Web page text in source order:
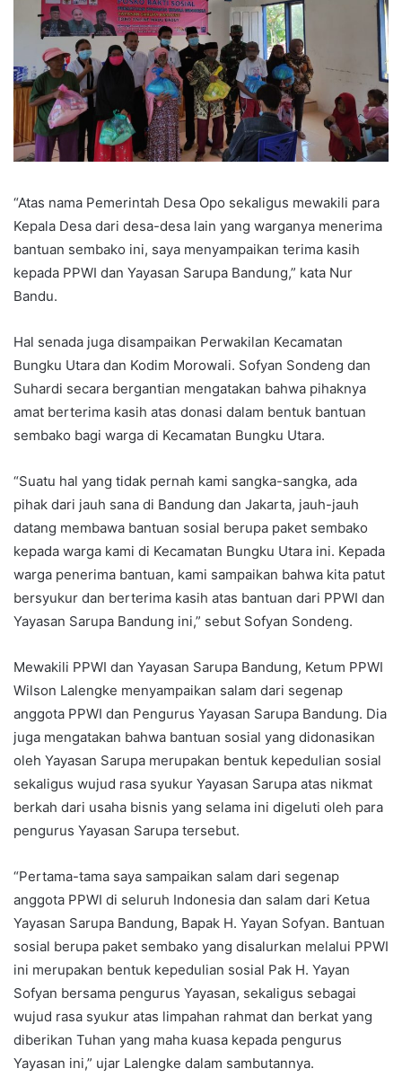
“Atas nama Pemerintah Desa Opo sekaligus mewakili para
Kepala Desa dari desa-desa lain yang warganya menerima
bantuan sembako ini, saya menyampaikan terima kasih
kepada PPWI dan Yayasan Sarupa Bandung,” kata Nur
Bandu.
Hal senada juga disampaikan Perwakilan Kecamatan
Bungku Utara dan Kodim Morowali. Sofyan Sondeng dan
Suhardi secara bergantian mengatakan bahwa pihaknya
amat berterima kasih atas donasi dalam bentuk bantuan
sembako bagi warga di Kecamatan Bungku Utara.
“Suatu hal yang tidak pernah kami sangka-sangka, ada
pihak dari jauh sana di Bandung dan Jakarta, jauh-jauh
datang membawa bantuan sosial berupa paket sembako
kepada warga kami di Kecamatan Bungku Utara ini. Kepada
warga penerima bantuan, kami sampaikan bahwa kita patut
bersyukur dan berterima kasih atas bantuan dari PPWI dan
Yayasan Sarupa Bandung ini,” sebut Sofyan Sondeng.
Mewakili PPWI dan Yayasan Sarupa Bandung, Ketum PPWI
Wilson Lalengke menyampaikan salam dari segenap
anggota PPWI dan Pengurus Yayasan Sarupa Bandung. Dia
juga mengatakan bahwa bantuan sosial yang didonasikan
oleh Yayasan Sarupa merupakan bentuk kepedulian sosial
sekaligus wujud rasa syukur Yayasan Sarupa atas nikmat
berkah dari usaha bisnis yang selama ini digeluti oleh para
pengurus Yayasan Sarupa tersebut.
“Pertama-tama saya sampaikan salam dari segenap
anggota PPWI di seluruh Indonesia dan salam dari Ketua
Yayasan Sarupa Bandung, Bapak H. Yayan Sofyan. Bantuan
sosial berupa paket sembako yang disalurkan melalui PPWI
ini merupakan bentuk kepedulian sosial Pak H. Yayan
Sofyan bersama pengurus Yayasan, sekaligus sebagai
wujud rasa syukur atas limpahan rahmat dan berkat yang
diberikan Tuhan yang maha kuasa kepada pengurus
Yayasan ini,” ujar Lalengke dalam sambutannya.